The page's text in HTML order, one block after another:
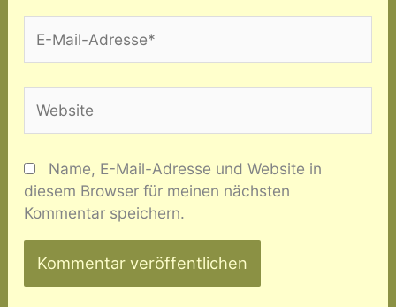
Mail-
Name, E-Mail-Adresse und Website in
diesem Browser für meinen nächsten
Kommentar speichern.